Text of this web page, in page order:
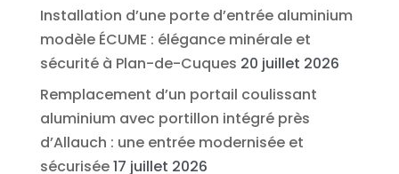
Installation d’une porte d’entrée aluminium
modèle ÉCUME : élégance minérale et
sécurité à Plan-de-Cuques 20 juillet 2026
Remplacement d’un portail coulissant
aluminium avec portillon intégré près
d’Allauch : une entrée modernisée et
sécurisée17 juillet 2026